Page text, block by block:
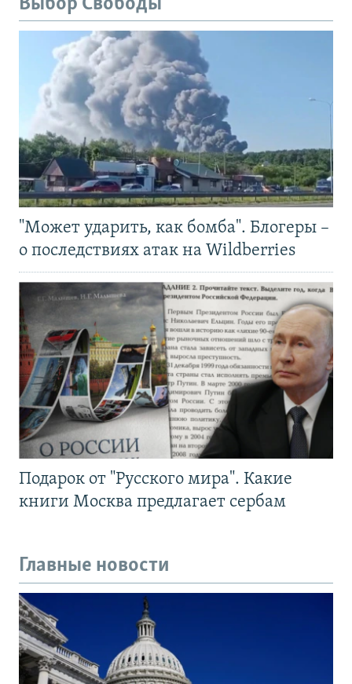
"Может ударить, как бомба". Блогеры –
о последствиях атак на Wildberries
Подарок от "Русского мира". Какие
книги Москва предлагает сербам
Главные новости